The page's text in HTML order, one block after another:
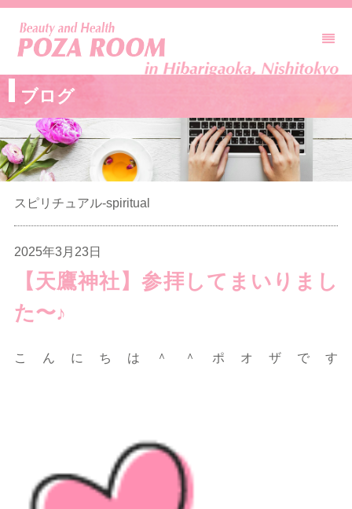
ブログ
スピリチュアル-spiritual
2025年3月23日
【天鷹神社】参拝してまいりまし
た〜♪
こんにちは＾＾ポオザです